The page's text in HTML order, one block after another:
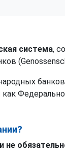
система,
не